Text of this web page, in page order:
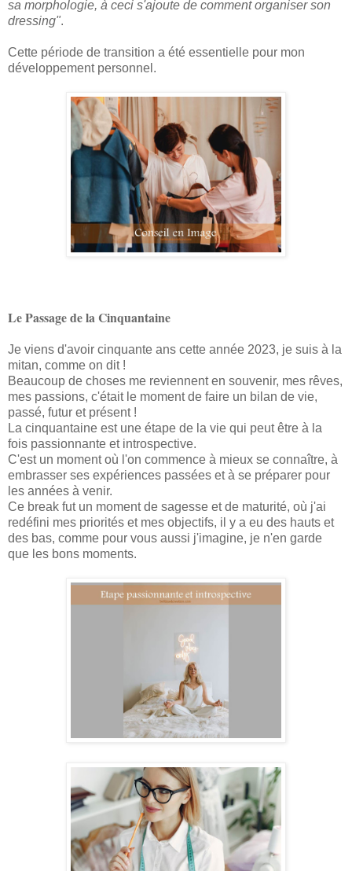
sa morphologie, à ceci s'ajoute de comment organiser son
dressing".
Cette période de transition a été essentielle pour mon
développement personnel.
Le Passage de la Cinquantaine
Je viens d'avoir cinquante ans cette année 2023, je suis à la
mitan, comme on dit !
Beaucoup de choses me reviennent en souvenir, mes rêves,
mes passions, c'était le moment de faire un bilan de vie,
passé, futur et présent !
La cinquantaine est une étape de la vie qui peut être à la
fois passionnante et introspective.
C'est un moment où l'on commence à mieux se connaître, à
embrasser ses expériences passées et à se préparer pour
les années à venir.
Ce break fut un moment de sagesse et de maturité, où j'ai
redéfini mes priorités et mes objectifs, il y a eu des hauts et
des bas, comme pour vous aussi j'imagine, je n'en garde
que les bons moments.